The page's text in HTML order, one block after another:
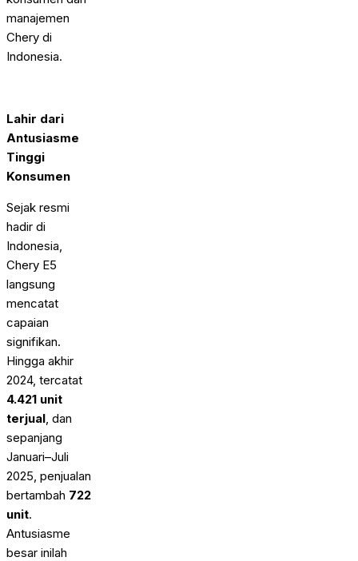
manajemen
Chery di
Indonesia.
Lahir dari
Antusiasme
Tinggi
Konsumen
Sejak resmi
hadir di
Indonesia,
Chery E5
langsung
mencatat
capaian
signifikan.
Hingga akhir
2024, tercatat
4.421 unit
terjual , dan
sepanjang
Januari–Juli
2025, penjualan
bertambah 722
unit.
Antusiasme
besar inilah